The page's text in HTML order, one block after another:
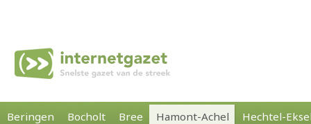
Beringen Bocholt Bree Hamont-Achel Hechtel-